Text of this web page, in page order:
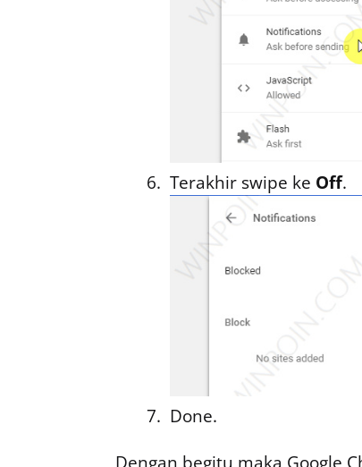
Terakhir swipe ke Off.
Done.